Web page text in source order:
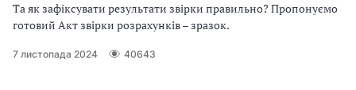
Та як зафіксувати результати звірки правильно? Пропонуємо
готовий Акт звірки розрахунків – зразок.
7 листопада 2024 40643